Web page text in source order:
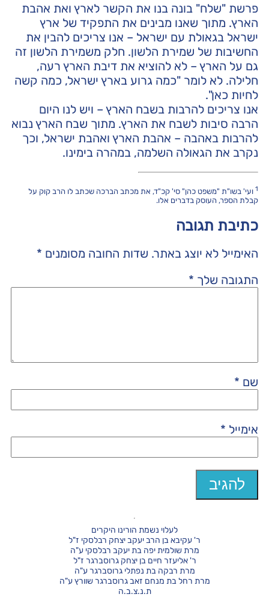
פרשת "שלח" בונה בנו את הקשר לארץ ואת אהבת
הארץ. מתוך שאנו מבינים את התפקיד של ארץ
ישראל בגאולת עם ישראל – אנו צריכים להבין את
החשיבות של שמירת הלשון. חלק משמירת הלשון זה
גם על הארץ – לא להוציא את דיבת הארץ רעה,
חלילה. לא לומר "כמה גרוע בארץ ישראל, כמה קשה
לחיות כאן".
אנו צריכים להרבות בשבח הארץ – ויש לנו היום
הרבה סיבות לשבח את הארץ. מתוך שבח הארץ נבוא
להרבות באהבה – אהבת הארץ ואהבת ישראל, וכך
נקרב את הגאולה השלמה, במהרה בימינו.
1 ועי' בשו"ת "משפט כהן" סי' קכ"ד, את מכתב הברכה שכתב לו הרב קוק על
קבלת הספר, העוסק בדברים אלו.
כתיבת תגובה
האימייל לא יוצג באתר. שדות החובה מסומנים *
התגובה שלך *
שם *
אימייל *
לעלוי נשמת הורינו היקרים
ר' עקיבא בן הרב יעקב יצחק רבלסקי ז"ל
מרת שולמית יפה בת יעקב רבלסקי ע"ה
ר' אליעזר חיים בן יצחק גרוסברגר ז"ל
מרת רבקה בת נפתלי גרוסברגר ע"ה
מרת רחל בת מנחם זאב גרוסברגר שוורץ ע"ה
ת.נ.צ.ב.ה